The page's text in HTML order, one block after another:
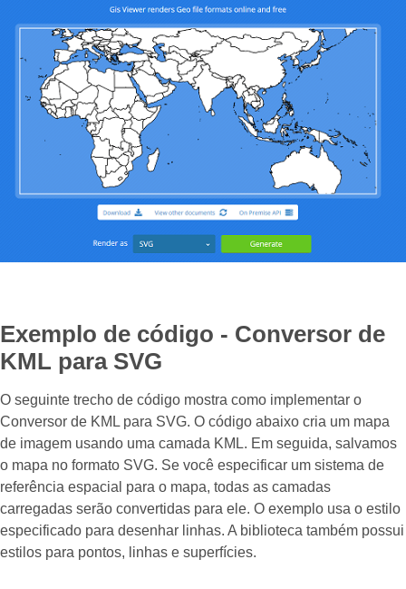
Exemplo de código - Conversor de
KML para SVG
O seguinte trecho de código mostra como implementar o
Conversor de KML para SVG. O código abaixo cria um mapa
de imagem usando uma camada KML. Em seguida, salvamos
o mapa no formato SVG. Se você especificar um sistema de
referência espacial para o mapa, todas as camadas
carregadas serão convertidas para ele. O exemplo usa o estilo
especificado para desenhar linhas. A biblioteca também possui
estilos para pontos, linhas e superfícies.